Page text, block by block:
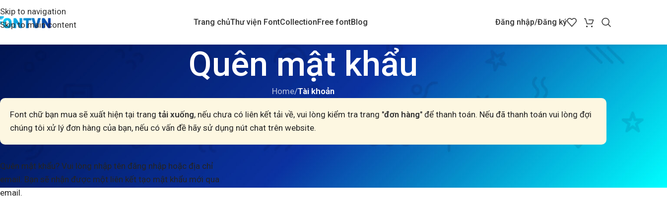
Skip to navigation
Skip to main content
Trang chủThư viện FontCollectionFree fontBlog Đăng nhập/Đăng ký
Quên mật khẩu
Home/Tài khoản
Font chữ bạn mua sẽ xuất hiện tại trang tải xuống, nếu chưa có liên kết tải về, vui lòng kiểm tra trang "đơn hàng" để thanh toán. Nếu đã thanh toán vui lòng đợi
chúng tôi xử lý đơn hàng của bạn, nếu có vấn đề hãy sử dụng nút chat trên website.
Quên mật khẩu? Vui lòng nhập tên đăng nhập hoặc địa chỉ
email. Bạn sẽ nhận được một liên kết tạo mật khẩu mới qua
email.